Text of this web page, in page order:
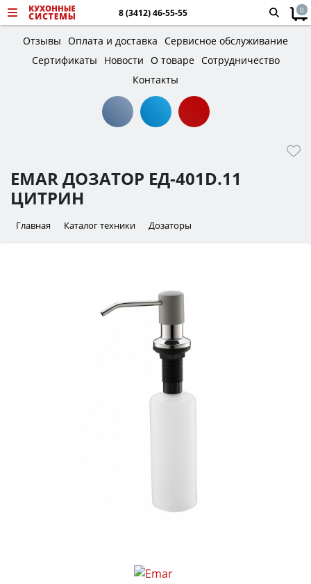
8 (3412) 46-55-55 0
Отзывы Оплата и доставка Сервисное обслуживание
Сертификаты
Новости О товаре Сотрудничество
Контакты
EMAR ДОЗАТОР ЕД-401D.11
ЦИТРИН
Главная Каталог техники Дозаторы